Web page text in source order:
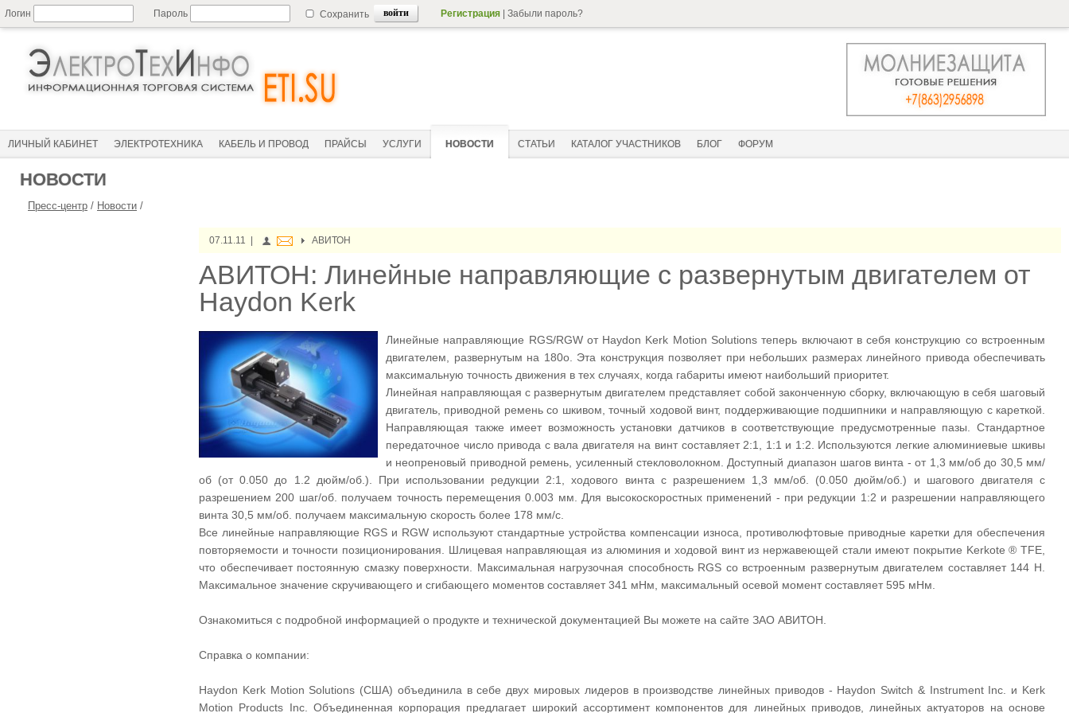
Логин Пароль Сохранить Регистрация Забыли пароль?
ЛИЧНЫЙ КАБИНЕТ ЭЛЕКТРОТЕХНИКА КАБЕЛЬ И ПРОВОД ПРАЙСЫ УСЛУГИ НОВОСТИ СТАТЬИ КАТАЛОГ УЧАСТНИКОВ БЛОГ ФОРУМ
НОВОСТИ
Пресс-центр / Новости /
07.11.11 | АВИТОН
АВИТОН: Линейные направляющие с развернутым двигателем от
Haydon Kerk
Линейные направляющие RGS/RGW от Haydon Kerk Motion Solutions теперь включают в себя конструкцию со встроенным
двигателем, развернутым на 180o. Эта конструкция позволяет при небольших размерах линейного привода обеспечивать
максимальную точность движения в тех случаях, когда габариты имеют наибольший приоритет.
Линейная направляющая с развернутым двигателем представляет собой законченную сборку, включающую в себя шаговый
двигатель, приводной ремень со шкивом, точный ходовой винт, поддерживающие подшипники и направляющую с кареткой.
Направляющая также имеет возможность установки датчиков в соответствующие предусмотренные пазы. Стандартное
передаточное число привода с вала двигателя на винт составляет 2:1, 1:1 и 1:2. Используются легкие алюминиевые шкивы
и неопреновый приводной ремень, усиленный стекловолокном. Доступный диапазон шагов винта - от 1,3 мм/об до 30,5 мм/
об (от 0.050 до 1.2 дюйм/об.). При использовании редукции 2:1, ходового винта с разрешением 1,3 мм/об. (0.050 дюйм/об.) и шагового двигателя с
разрешением 200 шаг/об. получаем точность перемещения 0.003 мм. Для высокоскоростных применений - при редукции 1:2 и разрешении направляющего
винта 30,5 мм/об. получаем максимальную скорость более 178 мм/с.
Все линейные направляющие RGS и RGW используют стандартные устройства компенсации износа, противолюфтовые приводные каретки для обеспечения
повторяемости и точности позиционирования. Шлицевая направляющая из алюминия и ходовой винт из нержавеющей стали имеют покрытие Kerkote ® TFE,
что обеспечивает постоянную смазку поверхности. Максимальная нагрузочная способность RGS со встроенным развернутым двигателем составляет 144 Н.
Максимальное значение скручивающего и сгибающего моментов составляет 341 мНм, максимальный осевой момент составляет 595 мНм.
Ознакомиться с подробной информацией о продукте и технической документацией Вы можете на сайте ЗАО АВИТОН.
Справка о компании:
Haydon Kerk Motion Solutions (США) объединила в себе двух мировых лидеров в производстве линейных приводов - Haydon Switch & Instrument Inc. и Kerk
Motion Products Inc. Объединенная корпорация предлагает широкий ассортимент компонентов для линейных приводов, линейных актуаторов на основе